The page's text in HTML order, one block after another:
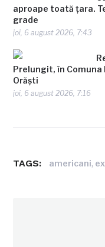
aproape toată țara.
grade
joi, 6 august 2026, 7:43
Prelungit, în Comuna
Orăști
joi, 6 august 2026, 7:16
TAGS: americani,